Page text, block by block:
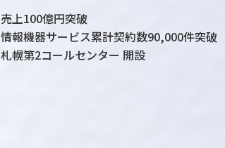
売上100億円突破
情報機器サービス累計契約数90,000件突破
札幌第2コールセンター 開設